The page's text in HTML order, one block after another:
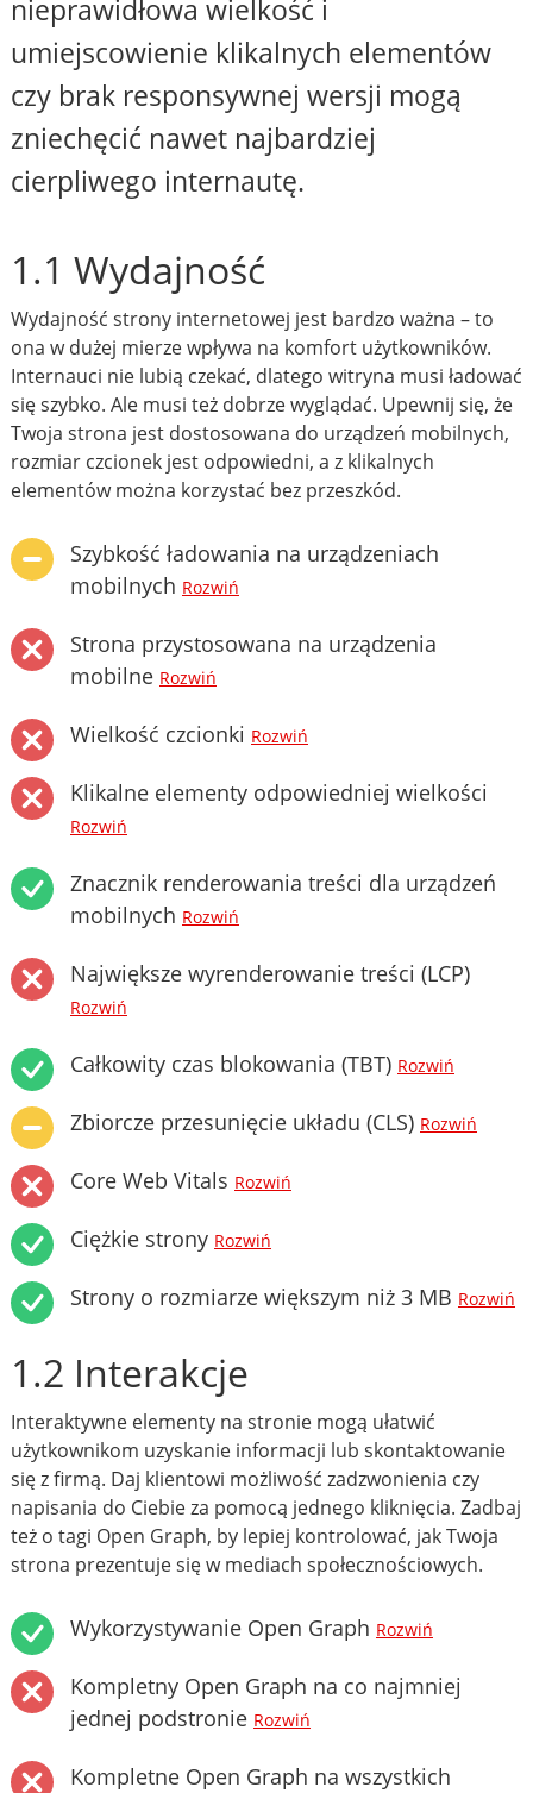
nieprawidłowa wielkość i
umiejscowienie klikalnych elementów
czy brak responsywnej wersji mogą
zniechęcić nawet najbardziej
cierpliwego internautę.
1.1 Wydajność
Wydajność strony internetowej jest bardzo ważna – to
ona w dużej mierze wpływa na komfort użytkowników.
Internauci nie lubią czekać, dlatego witryna musi ładować
się szybko. Ale musi też dobrze wyglądać. Upewnij się, że
Twoja strona jest dostosowana do urządzeń mobilnych,
rozmiar czcionek jest odpowiedni, a z klikalnych
elementów można korzystać bez przeszkód.
Szybkość ładowania na urządzeniach
mobilnych Rozwiń
Strona przystosowana na urządzenia
mobilne Rozwiń
Wielkość czcionki Rozwiń
Klikalne elementy odpowiedniej wielkości
Rozwiń
Znacznik renderowania treści dla urządzeń
mobilnych Rozwiń
Największe wyrenderowanie treści (LCP)
Rozwiń
Całkowity czas blokowania (TBT) Rozwiń
Zbiorcze przesunięcie układu (CLS) Rozwiń
Core Web Vitals Rozwiń
Ciężkie strony Rozwiń
Strony o rozmiarze większym niż 3 MB Rozwiń
1.2 Interakcje
Interaktywne elementy na stronie mogą ułatwić
użytkownikom uzyskanie informacji lub skontaktowanie
się z firmą. Daj klientowi możliwość zadzwonienia czy
napisania do Ciebie za pomocą jednego kliknięcia. Zadbaj
też o tagi Open Graph, by lepiej kontrolować, jak Twoja
strona prezentuje się w mediach społecznościowych.
Wykorzystywanie Open Graph Rozwiń
Kompletny Open Graph na co najmniej
jednej podstronie Rozwiń
Kompletne Open Graph na wszystkich